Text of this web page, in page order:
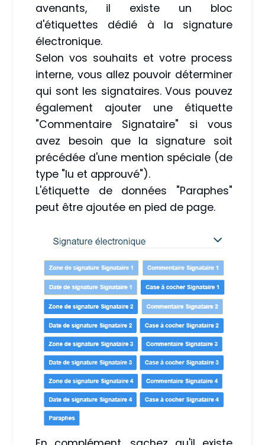
avenants, il existe un bloc
d'étiquettes dédié à la signature
électronique.
Selon vos souhaits et votre process
interne, vous allez pouvoir déterminer
qui sont les signataires. Vous pouvez
également ajouter une étiquette
"Commentaire Signataire" si vous
avez besoin que la signature soit
précédée d'une mention spéciale (de
type "lu et approuvé").
L'étiquette de données "Paraphes"
peut être ajoutée en pied de page.